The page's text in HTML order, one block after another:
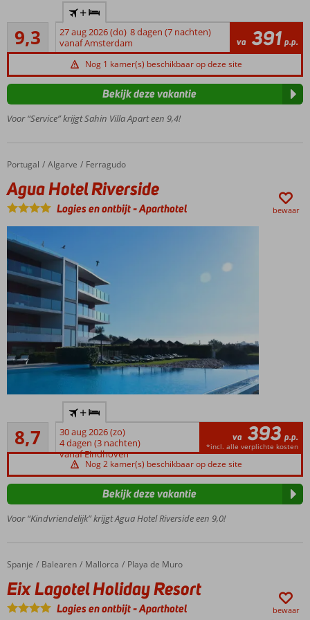
kleinschalige
accommodatie
Rustig
centrum
van Dalyan
op
loopafstand
bad &
sauna
appartementen
Gastvrij
vriendelijke
service
9,3
Uitstekend
7
beoordelingen
+
27 aug 2026 (do) 8 dagen (7 nachten)
vanaf Amsterdam
va 391 p.p.
Nog 1 kamer(s) beschikbaar op deze site
Voor “Service” krijgt Sahin Villa Apart een 9,4!
Bekijk deze vakantie
Home
Portugal Algarve Ferragudo
Agua Hotel Riverside
Agua Hotel Riverside
Logies en ontbijt-Aparthotel bewaar
rivier
Arade
Spa
Center
Hotel
beschikt
jachthaven
8,7Aanrader
10
beoordelingen
+
30 aug 2026 (zo)
4 dagen (3 nachten)
vanaf Eindhoven
va 393 p.p.
*incl. alle verplichte kosten
Nog 2 kamer(s) beschikbaar op deze site
Voor “Kindvriendelijk” krijgt Agua Hotel Riverside een 9,0!
Bekijk deze vakantie
Home
Spanje Balearen Mallorca Playa de Muro
Eix Lagotel Holiday Resort
Eix Lagotel Holiday Resort
Logies en ontbijt-Aparthotel bewaar